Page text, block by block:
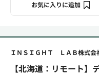
お気に入りに追加
ＩＮＳＩＧＨＴ ＬＡＢ株式会
【北海道：リモート】